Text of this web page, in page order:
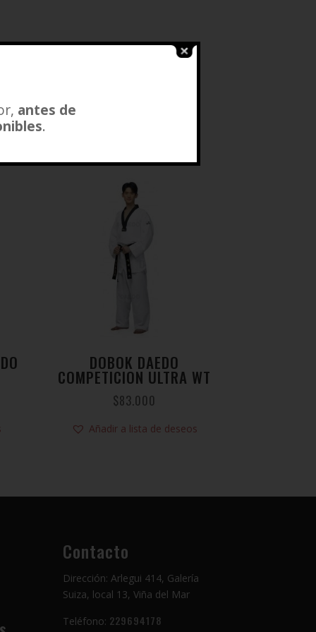
DOBOK DAEDO
COMPETICION ULTRA WT
$83.000
Añadir a lista de deseos
Contacto
Dirección: Arlegui 414, Galería
Suiza, local 13, Viña del Mar
Teléfono: 229694178
antes de
.